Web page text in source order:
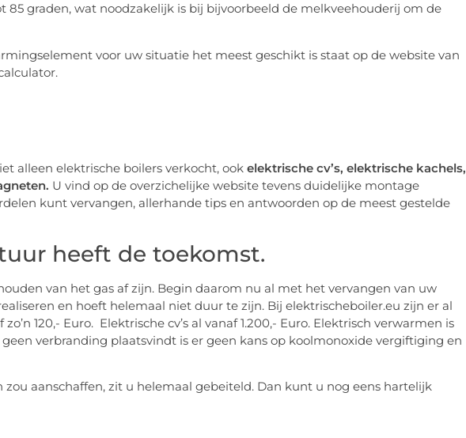
graden, wat noodzakelijk is bij bijvoorbeeld de melkveehouderij om de
voor uw situatie het meest geschikt is staat op de website van
alleen elektrische boilers verkocht, ook elektrische cv’s, elektrische kachels,
U vind op de overzichelijke website tevens duidelijke montage
kunt vervangen, allerhande tips en antwoorden op de meest gestelde
heeft de toekomst.
van het gas af zijn. Begin daarom nu al met het vervangen van uw
en hoeft helemaal niet duur te zijn. Bij elektrischeboiler.eu zijn er al
120,- Euro. Elektrische cv’s al vanaf 1.200,- Euro. Elektrisch verwarmen is
verbranding plaatsvindt is er geen kans op koolmonoxide vergiftiging en
zou aanschaffen, zit u helemaal gebeiteld. Dan kunt u nog eens hartelijk